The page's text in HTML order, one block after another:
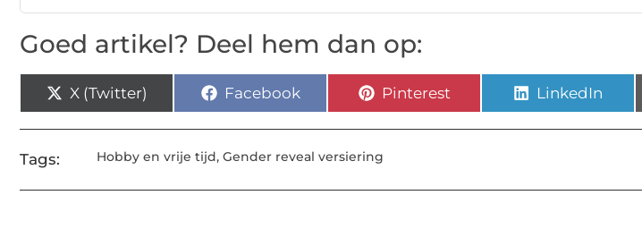
Goed artikel? Deel hem dan op:
X (Twitter) Facebook Pinterest LinkedIn
Tags: Hobby en vrije tijd, Gender reveal versiering